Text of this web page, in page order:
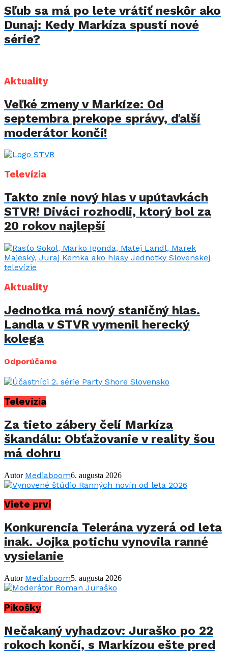
Sľub sa má po lete vrátiť neskôr ako
Dunaj: Kedy Markíza spustí nové
série?
Aktuality
Veľké zmeny v Markíze: Od
septembra prekope správy, ďalší
moderátor končí!
Televízia
Takto znie nový hlas v upútavkách
STVR! Diváci rozhodli, ktorý bol za
20 rokov najlepší
Aktuality
Jednotka má nový staničný hlas.
Landla v STVR vymenil herecký
kolega
Odporúčame
Televízia
Za tieto zábery čelí Markíza
škandálu: Obťažovanie v reality šou
má dohru
Autor Mediaboom6. augusta 2026
Viete prví
Konkurencia Telerána vyzerá od leta
inak. Jojka potichu vynovila ranné
vysielanie
Autor Mediaboom5. augusta 2026
Pikošky
Nečakaný vyhadzov: Juraško po 22
rokoch končí, s Markízou ešte pred